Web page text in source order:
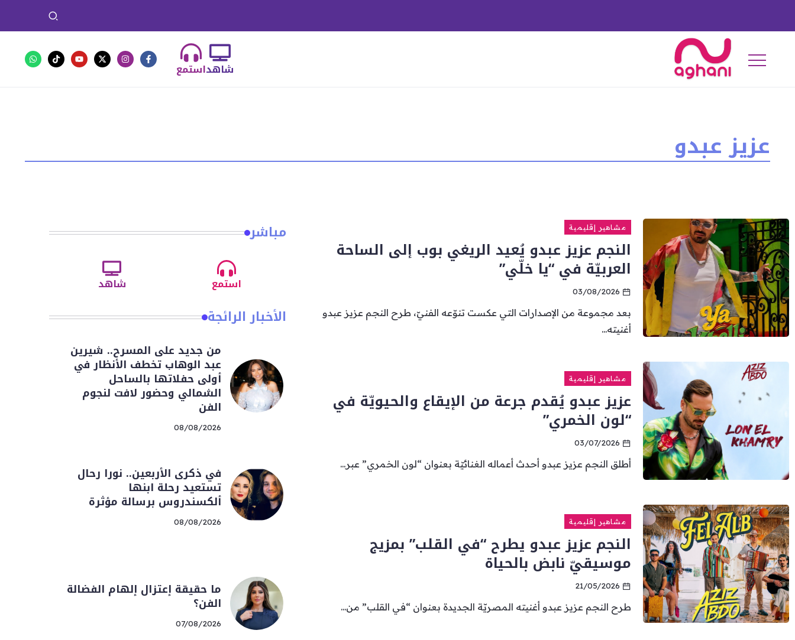
استمعشاهد
عزيز عبدو
مشاهير إقليمية
النجم عزيز عبدو يُعيد الريغي بوب إلى الساحة
العربيّة في “يا خلّي”
03/08/2026
بعد مجموعة من الإصدارات التي عكست تنوّعه الفنيّ، طرح النجم عزيز عبدو
أغنيته...
مشاهير إقليمية
عزيز عبدو يُقدم جرعة من الإيقاع والحيويّة في
“لون الخمري”
03/07/2026
أطلق النجم عزيز عبدو أحدث أعماله الغنائيّة بعنوان “لون الخمري” عبر...
مشاهير إقليمية
النجم عزيز عبدو يطرح “في القلب” بمزيج
موسيقيّ نابض بالحياة
21/05/2026
طرح النجم عزيز عبدو أغنيته المصريّة الجديدة بعنوان “في القلب” من...
مباشر
استمع شاهد
الأخبار الرائجة
من جديد على المسرح.. شيرين
عبد الوهاب تخطف الأنظار في
أولى حفلاتها بالساحل
الشمالي وحضور لافت لنجوم
الفن
08/08/2026
في ذكرى الأربعين.. نورا رحال
تستعيد رحلة ابنها
ألكسندروس برسالة مؤثرة
08/08/2026
ما حقيقة إعتزال إلهام الفضالة
الفن؟
07/08/2026